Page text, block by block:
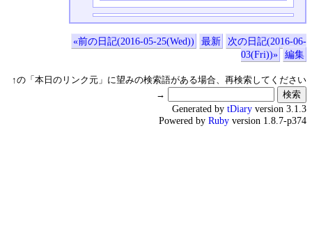
«前の日記(2016-05-25(Wed)) 最新
次の日記(2016-06-
03(Fri))»
編集
↑の「本日のリンク元」に望みの検索語がある場合、再検索してください
→
Generated by tDiary version 3.1.3
Powered by Ruby version 1.8.7-p374